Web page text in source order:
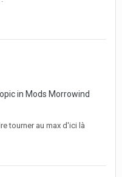
in Mods Morrowind
tourner au max d'ici là